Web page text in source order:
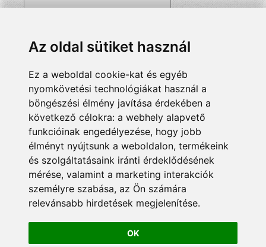
Az oldal sütiket használ
Ez a weboldal cookie-kat és egyéb
nyomkövetési technológiákat használ a
böngészési élmény javítása érdekében a
következő célokra: a webhely alapvető
funkcióinak engedélyezése, hogy jobb
élményt nyújtsunk a weboldalon, termékeink
és szolgáltatásaink iránti érdeklődésének
mérése, valamint a marketing interakciók
személyre szabása, az Ön számára
relevánsabb hirdetések megjelenítése.
OK